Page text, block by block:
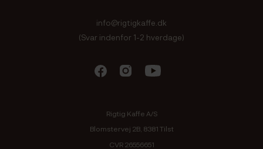
info@rigtigkaffe.dk
(Svar indenfor 1-2 hverdage)
Rigtig Kaffe A/S
Blomstervej 2B, 8381 Tilst
CVR 26556651